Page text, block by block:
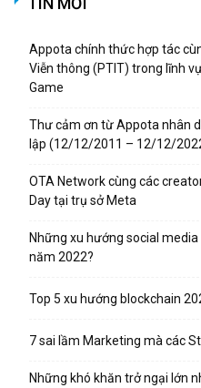
Appota chính thức hợp tác
Viễn thông (PTIT) trong lĩnh
Game
Thư cảm ơn từ Appota nhân
lập (12/12/2011 – 12/12/
OTA Network cùng các
Day tại trụ sở Meta
Những xu hướng social
năm 2022?
Top 5 xu hướng blockchain
7 sai lầm Marketing mà các
Những khó khăn trở ngại lớn